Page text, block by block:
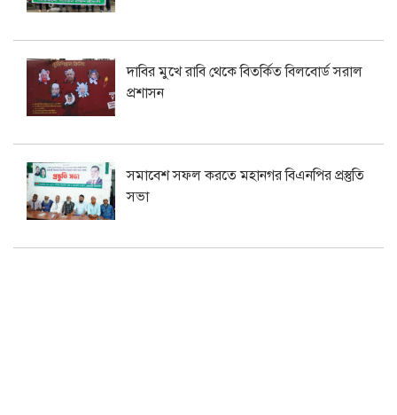
দাবির মুখে রাবি থেকে বিতর্কিত বিলবোর্ড সরাল
প্রশাসন
সমাবেশ সফল করতে মহানগর বিএনপির প্রস্তুতি
সভা